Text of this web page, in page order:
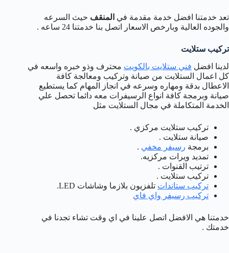
تعد خدمتنا افضل خدمة مقدمة في المنقف حيث السرعه
والجوده العالية وبارخص الاسعار اتصل بنا خدمتنا 24 ساعه .
تركيب ستلايت
لدينا افضل فني ستلايت بالكويت محترف وذو خبره واسعه في
كل اعمال الستلايت من صيانة وتركيب ومعالجة كافة
الاعطال بدقة ومهاره وسرعه في انجاز المهام كما يستطيع
صيانة وبرمجة كافة انواع الرسيفرات معه دائما تحصل علي
الخدمة المتكاملة في مجال الستلايت مثل
تركيب ستلايت مركزي .
صيانة ستلايت .
برمجة رسيفر مخفي .
تمديد ويرات مركزيه.
ترتيب القنوات .
تركيب ستلايت .
تركيب ستاندات تلفزيون بلازما وشاشات LED.
تركيب رسيفر واي فاي
خدمتنا هي الافضل اتصل علينا في اي وقت تشاء تجدنا في
خدمتك .